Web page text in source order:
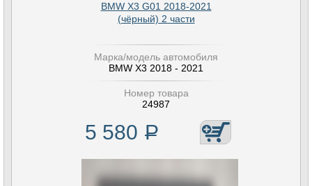
BMW X3 G01 2018-2021
(чёрный) 2 части
Марка/модель автомобиля
BMW X3 2018 - 2021
Номер товара
24987
5 580 Р